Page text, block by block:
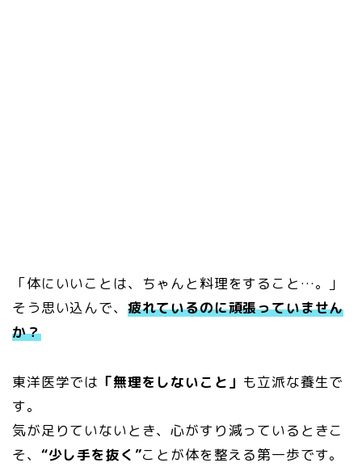
「体にいいことは、ちゃんと料理をすること…。」
そう思い込んで、 疲れているのに頑張っていません
か？
東洋医学では 「無理をしないこと」 も立派な養生で
す。
気が足りていないとき、心がすり減っているときこ
そ、 “少し手を抜く”ことが体を整える第一歩です。